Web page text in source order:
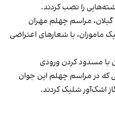
را نصب کردند.
گیلان، مراسم چهلم مهران
با شعارهای اعتراضی
با مسدود کردن ورودی
که در مراسم چهلم این جوان
اشک‌آور شلیک کردند.